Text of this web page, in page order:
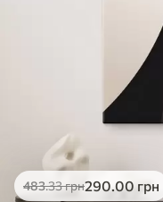
483.33грн290.00 грн